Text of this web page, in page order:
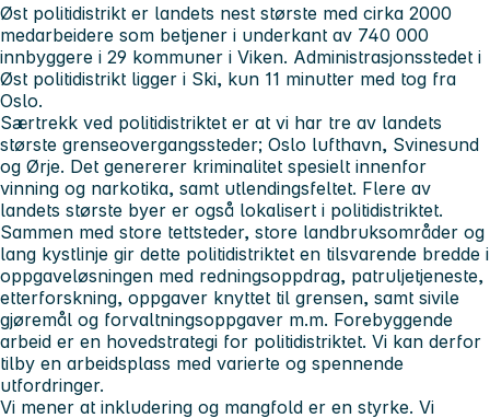
Øst politidistrikt er landets nest største med cirka 2000
medarbeidere som betjener i underkant av 740 000
innbyggere i 29 kommuner i Viken. Administrasjonsstedet i
Øst politidistrikt ligger i Ski, kun 11 minutter med tog fra
Oslo.
Særtrekk ved politidistriktet er at vi har tre av landets
største grenseovergangssteder; Oslo lufthavn, Svinesund
og Ørje. Det genererer kriminalitet spesielt innenfor
vinning og narkotika, samt utlendingsfeltet. Flere av
landets største byer er også lokalisert i politidistriktet.
Sammen med store tettsteder, store landbruksområder og
lang kystlinje gir dette politidistriktet en tilsvarende bredde i
oppgaveløsningen med redningsoppdrag, patruljetjeneste,
etterforskning, oppgaver knyttet til grensen, samt sivile
gjøremål og forvaltningsoppgaver m.m. Forebyggende
arbeid er en hovedstrategi for politidistriktet. Vi kan derfor
tilby en arbeidsplass med varierte og spennende
utfordringer.
Vi mener at inkludering og mangfold er en styrke. Vi